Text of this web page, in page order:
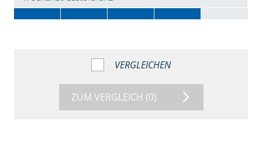
VERGLEICHEN
ZUM VERGLEICH (0)